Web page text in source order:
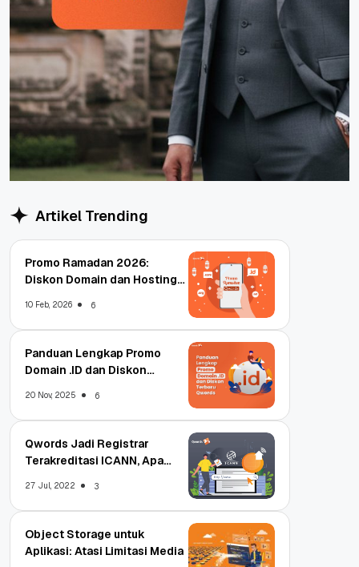
Artikel Trending
Promo Ramadan 2026:
Diskon Domain dan Hosting
10 Feb, 2026 6
Panduan Lengkap Promo
Domain .ID dan Diskon
20 Nov, 2025 6
Qwords Jadi Registrar
Terakreditasi ICANN, Apa
27 Jul, 2022 3
Object Storage untuk
Aplikasi: Atasi Limitasi Media